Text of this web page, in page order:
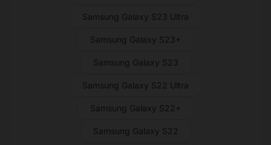
Samsung Galaxy S23 Ultra
Samsung Galaxy S23+
Samsung Galaxy S23
Samsung Galaxy S22 Ultra
Samsung Galaxy S22+
Samsung Galaxy S22